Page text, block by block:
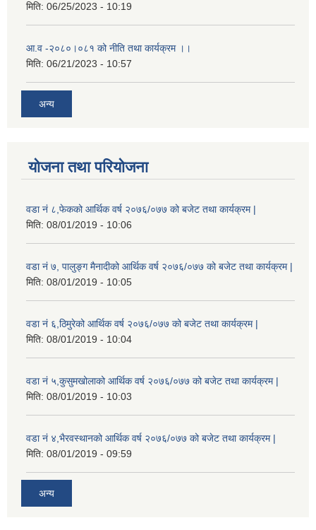
मिति: 06/25/2023 - 10:19
आ.व -२०८०।०८१ को नीति तथा कार्यक्रम ।।
मिति: 06/21/2023 - 10:57
अन्य
योजना तथा परियोजना
वडा नं ८,फेकको आर्थिक वर्ष २०७६/०७७ को बजेट तथा कार्यक्रम |
मिति: 08/01/2019 - 10:06
वडा नं ७, पालुङ्ग मैनादीको आर्थिक वर्ष २०७६/०७७ को बजेट तथा कार्यक्रम |
मिति: 08/01/2019 - 10:05
वडा नं ६,ठिमुरेको आर्थिक वर्ष २०७६/०७७ को बजेट तथा कार्यक्रम |
मिति: 08/01/2019 - 10:04
वडा नं ५,कुसुमखोलाको आर्थिक वर्ष २०७६/०७७ को बजेट तथा कार्यक्रम |
मिति: 08/01/2019 - 10:03
वडा नं ४,भैरवस्थानको आर्थिक वर्ष २०७६/०७७ को बजेट तथा कार्यक्रम |
मिति: 08/01/2019 - 09:59
अन्य